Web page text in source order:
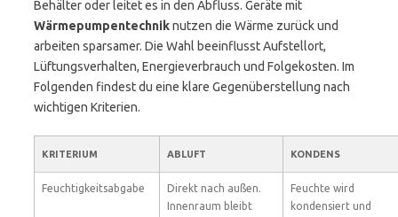
Behälter oder leitet es in den Abfluss. Geräte mit
Wärmepumpentechniknutzen die Wärme zurück und
arbeiten sparsamer. Die Wahl beeinflusst Aufstellort,
Lüftungsverhalten, Energieverbrauch und Folgekosten. Im
Folgenden findest du eine klare Gegenüberstellung nach
wichtigen Kriterien.
KRITERIUM ABLUFT KONDENS
Feuchtigkeitsabgabe
Direkt nach außen.
Innenraum bleibt
Feuchte wird
kondensiert und